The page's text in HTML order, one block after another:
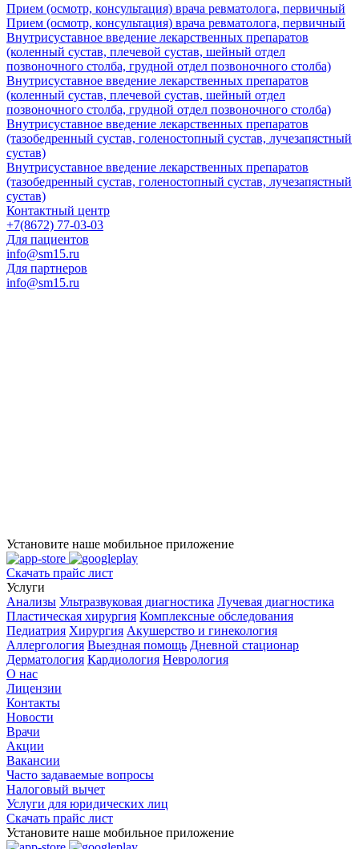
Прием (осмотр, консультация) врача ревматолога, первичный
Прием (осмотр, консультация) врача ревматолога, первичный
Внутрисуставное введение лекарственных препаратов
(коленный сустав, плечевой сустав, шейный отдел
позвоночного столба, грудной отдел позвоночного столба)
Внутрисуставное введение лекарственных препаратов
(коленный сустав, плечевой сустав, шейный отдел
позвоночного столба, грудной отдел позвоночного столба)
Внутрисуставное введение лекарственных препаратов
(тазобедренный сустав, голеностопный сустав, лучезапястный
сустав)
Внутрисуставное введение лекарственных препаратов
(тазобедренный сустав, голеностопный сустав, лучезапястный
сустав)
Контактный центр
+7(8672) 77-03-03
Для пациентов
info@sm15.ru
Для партнеров
info@sm15.ru
Установите наше мобильное приложение
Скачать прайс лист
Услуги
Анализы Ультразвуковая диагностика Лучевая диагностика
Пластическая хирургия Комплексные обследования
Педиатрия Хирургия Акушерство и гинекология
Аллергология Выездная помощь Дневной стационар
Дерматология Кардиология Неврология
О нас
Лицензии
Контакты
Новости
Врачи
Акции
Вакансии
Часто задаваемые вопросы
Налоговый вычет
Услуги для юридических лиц
Скачать прайс лист
Установите наше мобильное приложение